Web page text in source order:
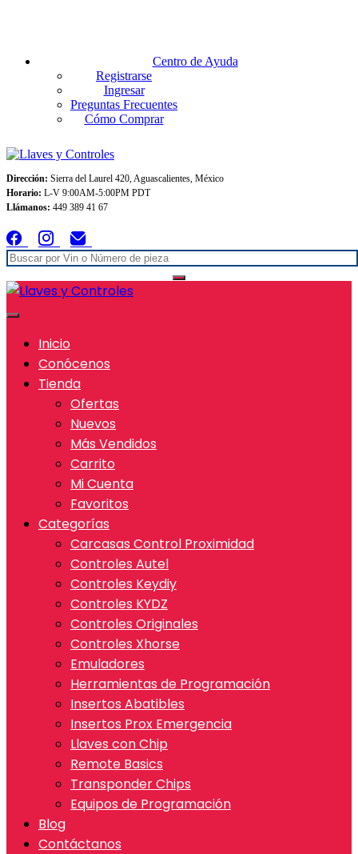
Centro de Ayuda
Registrarse
Ingresar
Preguntas Frecuentes
Cómo Comprar
Dirección: Sierra del Laurel 420, Aguascalientes, México
Horario: L-V 9:00AM-5:00PM PDT
Llámanos: 449 389 41 67
Inicio
Conócenos
Tienda
Ofertas
Nuevos
Más Vendidos
Carrito
Mi Cuenta
Favoritos
Categorías
Carcasas Control Proximidad
Controles Autel
Controles Keydiy
Controles KYDZ
Controles Originales
Controles Xhorse
Emuladores
Herramientas de Programación
Insertos Abatibles
Insertos Prox Emergencia
Llaves con Chip
Remote Basics
Transponder Chips
Equipos de Programación
Blog
Contáctanos